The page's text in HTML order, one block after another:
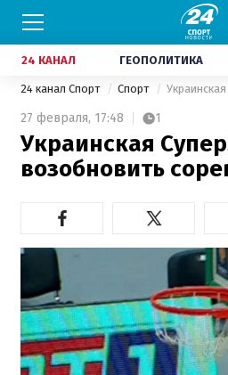
24 КАНАЛ ГЕОПОЛИТИКА
24 канал Спорт Спорт
27 февраля, 17:48 1
Украинская
возобновить